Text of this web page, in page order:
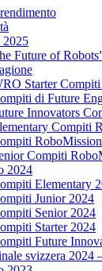
Future of
Starter
di Future
Innovators
Compiti
Compiti
2024
Elementary
Junior 2024
Senior 2024
Starter 2024
Future
svizzera 2024